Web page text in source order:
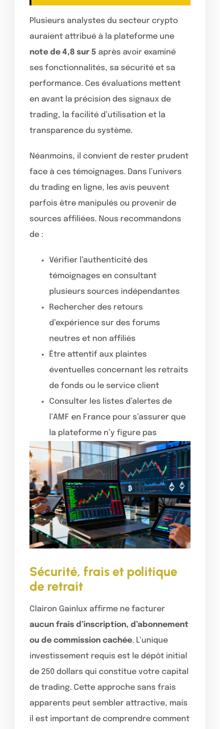
Plusieurs analystes du secteur crypto
auraient attribué à la plateforme une
note de 4,8 sur 5 après avoir examiné
ses fonctionnalités, sa sécurité et sa
performance. Ces évaluations mettent
en avant la précision des signaux de
trading, la facilité d’utilisation et la
transparence du système.
Néanmoins, il convient de rester prudent
face à ces témoignages. Dans l’univers
du trading en ligne, les avis peuvent
parfois être manipulés ou provenir de
sources affiliées. Nous recommandons
de :
Vérifier l’authenticité des
témoignages en consultant
plusieurs sources indépendantes
Rechercher des retours
d’expérience sur des forums
neutres et non affiliés
Être attentif aux plaintes
éventuelles concernant les retraits
de fonds ou le service client
Consulter les listes d’alertes de
l’AMF en France pour s’assurer que
la plateforme n’y figure pas
Sécurité, frais et politique
de retrait
Clairon Gainlux affirme ne facturer
aucun frais d’inscription, d’abonnement
ou de commission cachée. L’unique
investissement requis est le dépôt initial
de 250 dollars qui constitue votre capital
de trading. Cette approche sans frais
apparents peut sembler attractive, mais
il est important de comprendre comment